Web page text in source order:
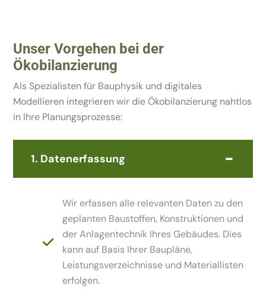
Unser Vorgehen bei der
Ökobilanzierung
Als Spezialisten für Bauphysik und digitales
Modellieren integrieren wir die Ökobilanzierung nahtlos
in Ihre Planungsprozesse:
1. Datenerfassung
Wir erfassen alle relevanten Daten zu den
geplanten Baustoffen, Konstruktionen und
der Anlagentechnik Ihres Gebäudes. Dies
kann auf Basis Ihrer Baupläne,
Leistungsverzeichnisse und Materiallisten
erfolgen.